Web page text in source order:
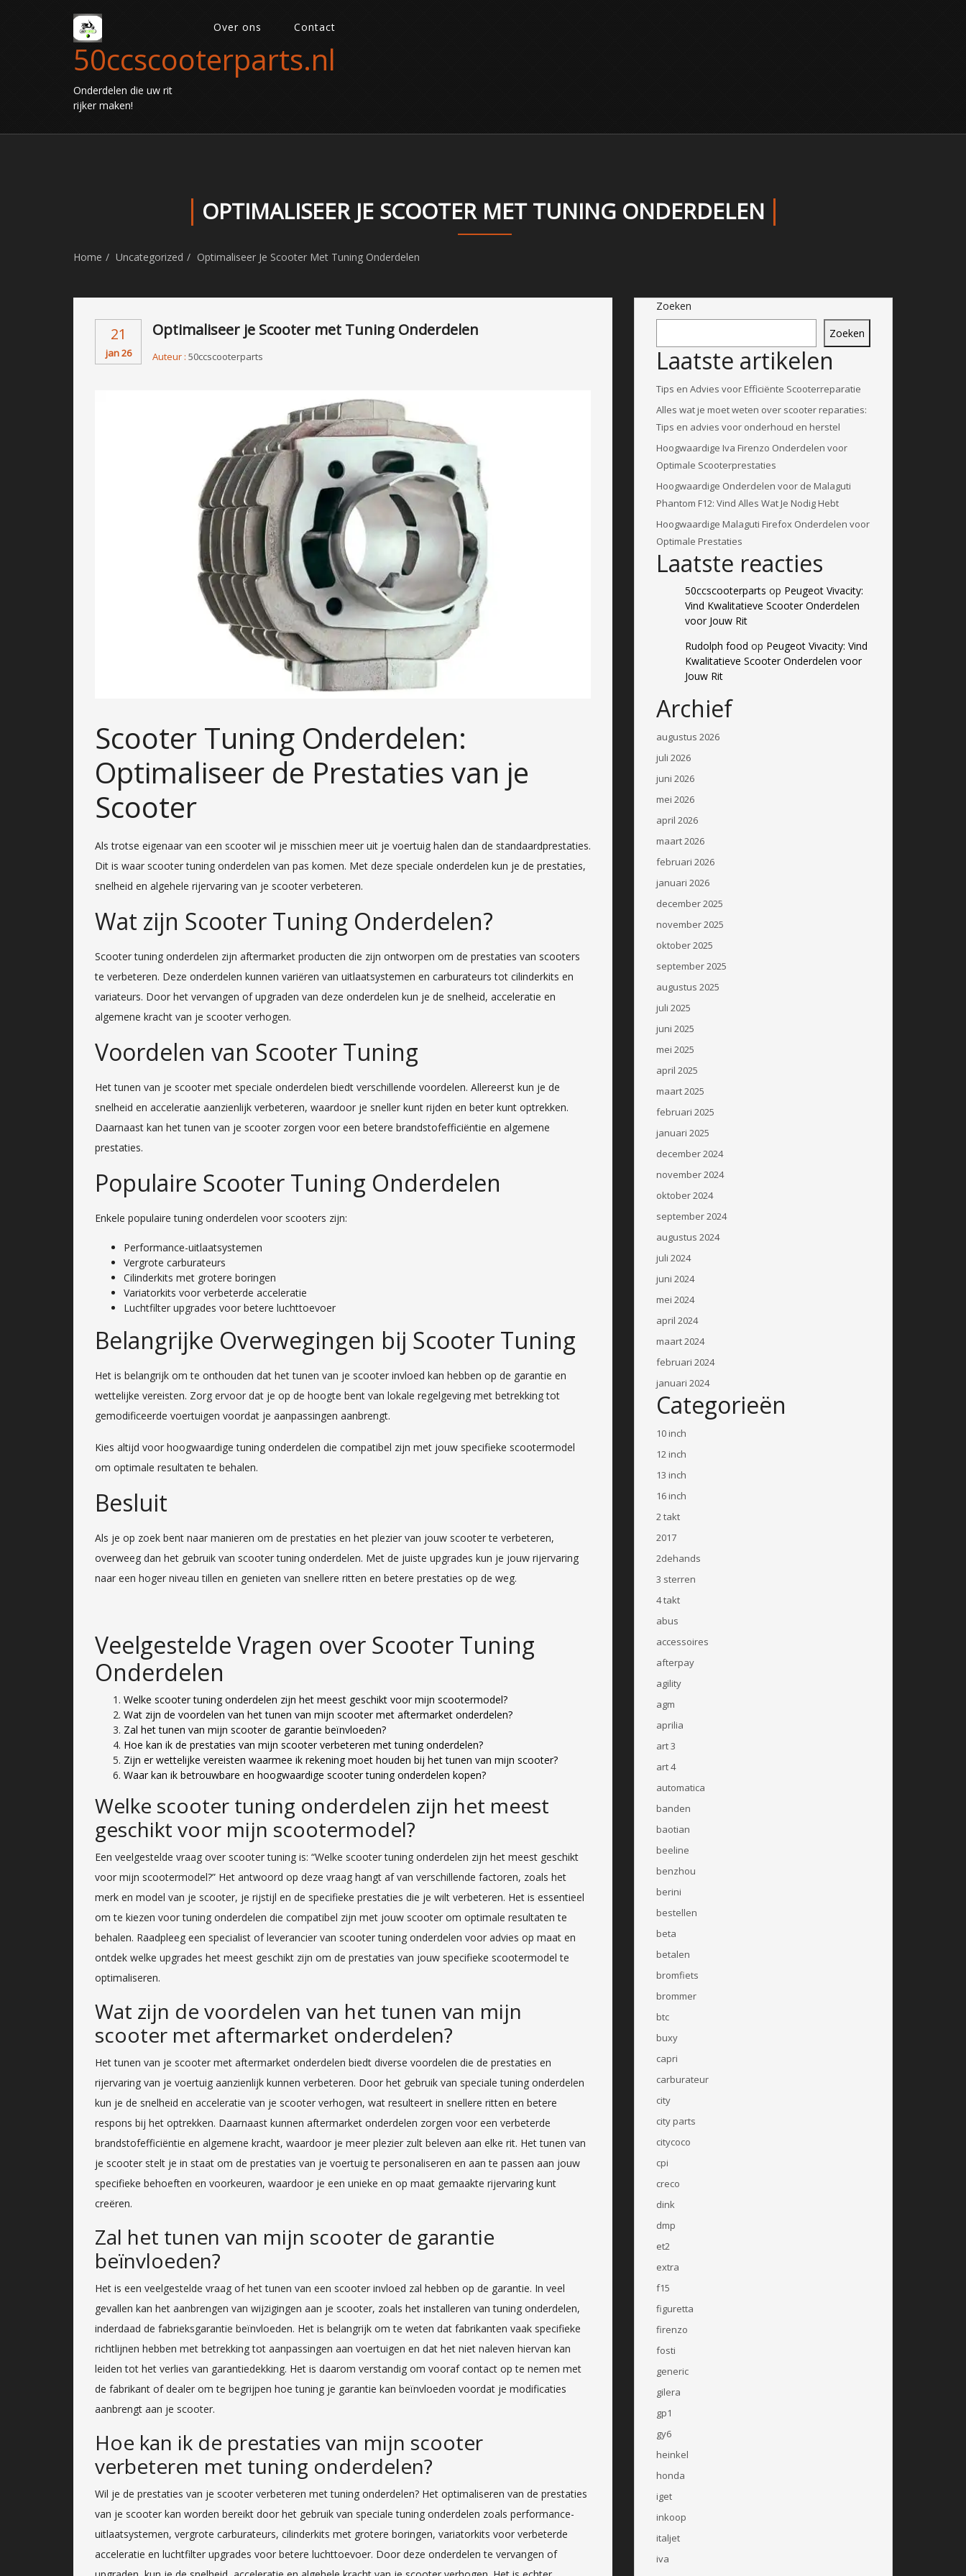
50ccscooterparts.nl
Onderdelen die uw rit
rijker maken!
Over ons Contact
OPTIMALISEER JE SCOOTER MET TUNING ONDERDELEN
Home Uncategorized Optimaliseer Je Scooter Met Tuning Onderdelen
21
jan 26
Optimaliseer je Scooter met Tuning Onderdelen
Auteur : 50ccscooterparts
Scooter Tuning Onderdelen:
Optimaliseer de Prestaties van je
Scooter
Als trotse eigenaar van een scooter wil je misschien meer uit je voertuig halen dan de standaardprestaties.
Dit is waar scooter tuning onderdelen van pas komen. Met deze speciale onderdelen kun je de prestaties,
snelheid en algehele rijervaring van je scooter verbeteren.
Wat zijn Scooter Tuning Onderdelen?
Scooter tuning onderdelen zijn aftermarket producten die zijn ontworpen om de prestaties van scooters
te verbeteren. Deze onderdelen kunnen variëren van uitlaatsystemen en carburateurs tot cilinderkits en
variateurs. Door het vervangen of upgraden van deze onderdelen kun je de snelheid, acceleratie en
algemene kracht van je scooter verhogen.
Voordelen van Scooter Tuning
Het tunen van je scooter met speciale onderdelen biedt verschillende voordelen. Allereerst kun je de
snelheid en acceleratie aanzienlijk verbeteren, waardoor je sneller kunt rijden en beter kunt optrekken.
Daarnaast kan het tunen van je scooter zorgen voor een betere brandstofefficiëntie en algemene
prestaties.
Populaire Scooter Tuning Onderdelen
Enkele populaire tuning onderdelen voor scooters zijn:
Performance-uitlaatsystemen
Vergrote carburateurs
Cilinderkits met grotere boringen
Variatorkits voor verbeterde acceleratie
Luchtfilter upgrades voor betere luchttoevoer
Belangrijke Overwegingen bij Scooter Tuning
Het is belangrijk om te onthouden dat het tunen van je scooter invloed kan hebben op de garantie en
wettelijke vereisten. Zorg ervoor dat je op de hoogte bent van lokale regelgeving met betrekking tot
gemodificeerde voertuigen voordat je aanpassingen aanbrengt.
Kies altijd voor hoogwaardige tuning onderdelen die compatibel zijn met jouw specifieke scootermodel
om optimale resultaten te behalen.
Besluit
Als je op zoek bent naar manieren om de prestaties en het plezier van jouw scooter te verbeteren,
overweeg dan het gebruik van scooter tuning onderdelen. Met de juiste upgrades kun je jouw rijervaring
naar een hoger niveau tillen en genieten van snellere ritten en betere prestaties op de weg.
Veelgestelde Vragen over Scooter Tuning
Onderdelen
Welke scooter tuning onderdelen zijn het meest geschikt voor mijn scootermodel?
Wat zijn de voordelen van het tunen van mijn scooter met aftermarket onderdelen?
Zal het tunen van mijn scooter de garantie beïnvloeden?
Hoe kan ik de prestaties van mijn scooter verbeteren met tuning onderdelen?
Zijn er wettelijke vereisten waarmee ik rekening moet houden bij het tunen van mijn scooter?
Waar kan ik betrouwbare en hoogwaardige scooter tuning onderdelen kopen?
Welke scooter tuning onderdelen zijn het meest
geschikt voor mijn scootermodel?
Een veelgestelde vraag over scooter tuning is: “Welke scooter tuning onderdelen zijn het meest geschikt
voor mijn scootermodel?” Het antwoord op deze vraag hangt af van verschillende factoren, zoals het
merk en model van je scooter, je rijstijl en de specifieke prestaties die je wilt verbeteren. Het is essentieel
om te kiezen voor tuning onderdelen die compatibel zijn met jouw scooter om optimale resultaten te
behalen. Raadpleeg een specialist of leverancier van scooter tuning onderdelen voor advies op maat en
ontdek welke upgrades het meest geschikt zijn om de prestaties van jouw specifieke scootermodel te
optimaliseren.
Wat zijn de voordelen van het tunen van mijn
scooter met aftermarket onderdelen?
Het tunen van je scooter met aftermarket onderdelen biedt diverse voordelen die de prestaties en
rijervaring van je voertuig aanzienlijk kunnen verbeteren. Door het gebruik van speciale tuning onderdelen
kun je de snelheid en acceleratie van je scooter verhogen, wat resulteert in snellere ritten en betere
respons bij het optrekken. Daarnaast kunnen aftermarket onderdelen zorgen voor een verbeterde
brandstofefficiëntie en algemene kracht, waardoor je meer plezier zult beleven aan elke rit. Het tunen van
je scooter stelt je in staat om de prestaties van je voertuig te personaliseren en aan te passen aan jouw
specifieke behoeften en voorkeuren, waardoor je een unieke en op maat gemaakte rijervaring kunt
creëren.
Zal het tunen van mijn scooter de garantie
beïnvloeden?
Het is een veelgestelde vraag of het tunen van een scooter invloed zal hebben op de garantie. In veel
gevallen kan het aanbrengen van wijzigingen aan je scooter, zoals het installeren van tuning onderdelen,
inderdaad de fabrieksgarantie beïnvloeden. Het is belangrijk om te weten dat fabrikanten vaak specifieke
richtlijnen hebben met betrekking tot aanpassingen aan voertuigen en dat het niet naleven hiervan kan
leiden tot het verlies van garantiedekking. Het is daarom verstandig om vooraf contact op te nemen met
de fabrikant of dealer om te begrijpen hoe tuning je garantie kan beïnvloeden voordat je modificaties
aanbrengt aan je scooter.
Hoe kan ik de prestaties van mijn scooter
verbeteren met tuning onderdelen?
Wil je de prestaties van je scooter verbeteren met tuning onderdelen? Het optimaliseren van de prestaties
van je scooter kan worden bereikt door het gebruik van speciale tuning onderdelen zoals performance-
uitlaatsystemen, vergrote carburateurs, cilinderkits met grotere boringen, variatorkits voor verbeterde
acceleratie en luchtfilter upgrades voor betere luchttoevoer. Door deze onderdelen te vervangen of
Zoeken
Zoeken
Laatste artikelen
Tips en Advies voor Efficiënte Scooterreparatie
Alles wat je moet weten over scooter reparaties:
Tips en advies voor onderhoud en herstel
Hoogwaardige Iva Firenzo Onderdelen voor
Optimale Scooterprestaties
Hoogwaardige Onderdelen voor de Malaguti
Phantom F12: Vind Alles Wat Je Nodig Hebt
Hoogwaardige Malaguti Firefox Onderdelen voor
Optimale Prestaties
Laatste reacties
50ccscooterparts op Peugeot Vivacity:
Vind Kwalitatieve Scooter Onderdelen
voor Jouw Rit
Rudolph food op Peugeot Vivacity: Vind
Kwalitatieve Scooter Onderdelen voor
Jouw Rit
Archief
augustus 2026
juli 2026
juni 2026
mei 2026
april 2026
maart 2026
februari 2026
januari 2026
december 2025
november 2025
oktober 2025
september 2025
augustus 2025
juli 2025
juni 2025
mei 2025
april 2025
maart 2025
februari 2025
januari 2025
december 2024
november 2024
oktober 2024
september 2024
augustus 2024
juli 2024
juni 2024
mei 2024
april 2024
maart 2024
februari 2024
januari 2024
Categorieën
10 inch
12 inch
13 inch
16 inch
2 takt
2017
2dehands
3 sterren
4 takt
abus
accessoires
afterpay
agility
agm
aprilia
art 3
art 4
automatica
banden
baotian
beeline
benzhou
berini
bestellen
beta
betalen
bromfiets
brommer
btc
buxy
capri
carburateur
city
city parts
citycoco
cpi
creco
dink
dmp
et2
extra
f15
figuretta
firenzo
fosti
generic
gilera
gp1
gy6
heinkel
honda
iget
inkoop
italjet
iva